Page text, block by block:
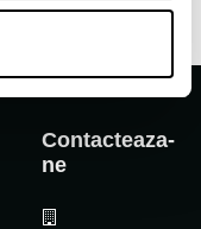
Contacteaza-
ne